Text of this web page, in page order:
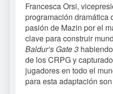
Francesca Orsi,
programación dramática
pasión de Mazin por el
clave para construir
Baldur’s Gate 3
de los CRPG y
jugadores en todo el
para esta adaptación